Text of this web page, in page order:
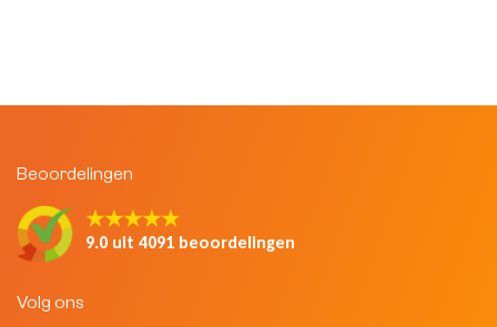
Beoordelingen
★★★★★
9.0 uit 4091 beoordelingen
Volg ons